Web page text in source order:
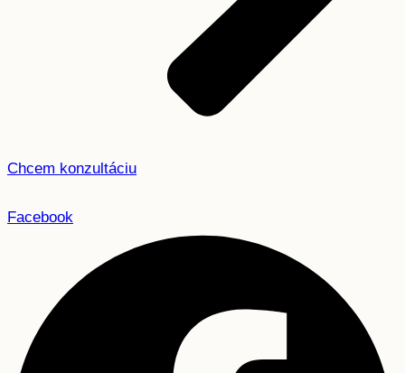
Chcem konzultáciu
Facebook